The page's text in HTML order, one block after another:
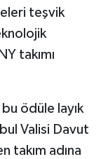
teşvik
takımı
ödüle layık
Valisi Davut
takım adına